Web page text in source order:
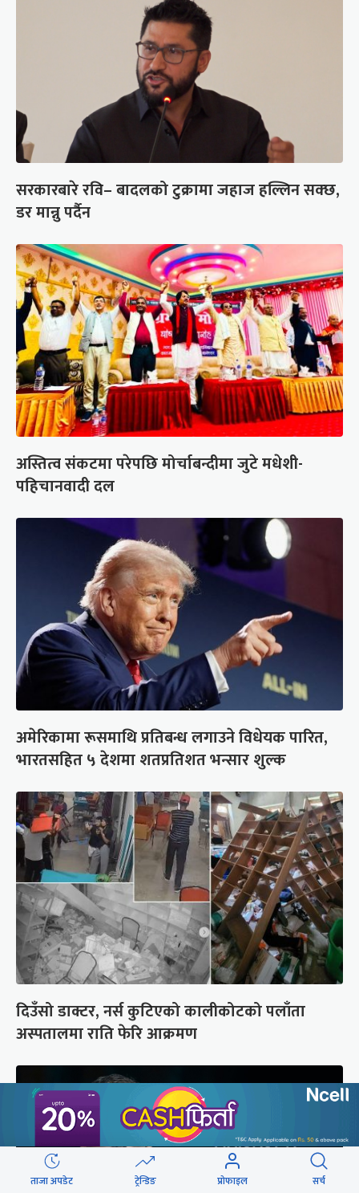
सरकारबारे रवि– बादलको टुक्रामा जहाज हल्लिन सक्छ,
डर मान्नु पर्दैन
अस्तित्व संकटमा परेपछि मोर्चाबन्दीमा जुटे मधेशी-
पहिचानवादी दल
अमेरिकामा रूसमाथि प्रतिबन्ध लगाउने विधेयक पारित,
भारतसहित ५ देशमा शतप्रतिशत भन्सार शुल्क
दिउँसो डाक्टर, नर्स कुटिएको कालीकोटको पलाँता
अस्पतालमा राति फेरि आक्रमण
ताजा अपडेट ट्रेन्डिङ प्रोफाइल सर्च